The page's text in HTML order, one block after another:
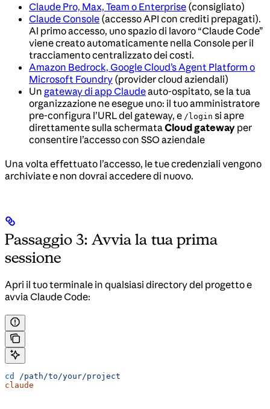
Claude Pro, Max, Team o Enterprise (consigliato)
Claude Console (accesso API con crediti prepagati).
Al primo accesso, uno spazio di lavoro “Claude Code”
viene creato automaticamente nella Console per il
tracciamento centralizzato dei costi.
Amazon Bedrock, Google Cloud’s Agent Platform o
Microsoft Foundry (provider cloud aziendali)
Un gateway di app Claudeauto-ospitato, se la tua
organizzazione ne esegue uno: il tuo amministratore
pre-configura l’URL del gateway, e /login si apre
direttamente sulla schermataCloud gateway per
consentire l’accesso con SSO aziendale
Una volta effettuato l’accesso, le tue credenziali vengono
archiviate e non dovrai accedere di nuovo.
Passaggio 3: Avvia la tua prima
sessione
Apri il tuo terminale in qualsiasi directory del progetto e
avvia Claude Code:
cd
/path/to/your/project
claude